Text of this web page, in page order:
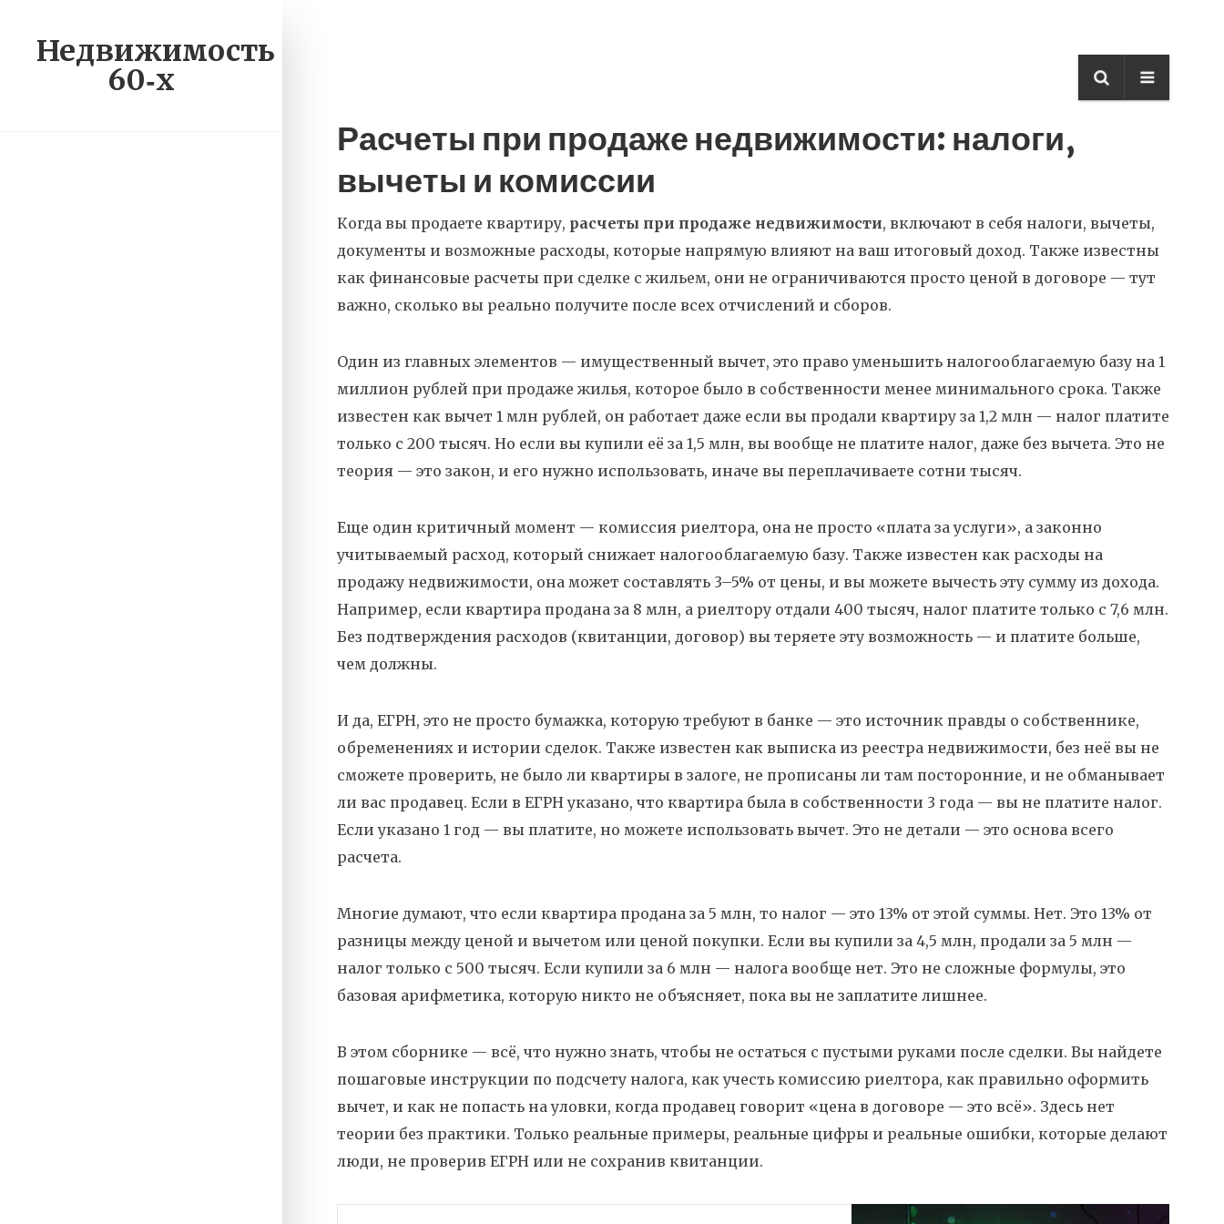
Недвижимость
60‑х
Расчеты при продаже недвижимости: налоги,
вычеты и комиссии
Когда вы продаете квартиру, расчеты при продаже недвижимости, включают в себя налоги, вычеты,
документы и возможные расходы, которые напрямую влияют на ваш итоговый доход. Также известны
как финансовые расчеты при сделке с жильем, они не ограничиваются просто ценой в договоре — тут
важно, сколько вы реально получите после всех отчислений и сборов.
Один из главных элементов — имущественный вычет, это право уменьшить налогооблагаемую базу на 1
миллион рублей при продаже жилья, которое было в собственности менее минимального срока. Также
известен как вычет 1 млн рублей, он работает даже если вы продали квартиру за 1,2 млн — налог платите
только с 200 тысяч. Но если вы купили её за 1,5 млн, вы вообще не платите налог, даже без вычета. Это не
теория — это закон, и его нужно использовать, иначе вы переплачиваете сотни тысяч.
Еще один критичный момент — комиссия риелтора, она не просто «плата за услуги», а законно
учитываемый расход, который снижает налогооблагаемую базу. Также известен как расходы на
продажу недвижимости, она может составлять 3–5% от цены, и вы можете вычесть эту сумму из дохода.
Например, если квартира продана за 8 млн, а риелтору отдали 400 тысяч, налог платите только с 7,6 млн.
Без подтверждения расходов (квитанции, договор) вы теряете эту возможность — и платите больше,
чем должны.
И да, ЕГРН, это не просто бумажка, которую требуют в банке — это источник правды о собственнике,
обременениях и истории сделок. Также известен как выписка из реестра недвижимости, без неё вы не
сможете проверить, не было ли квартиры в залоге, не прописаны ли там посторонние, и не обманывает
ли вас продавец. Если в ЕГРН указано, что квартира была в собственности 3 года — вы не платите налог.
Если указано 1 год — вы платите, но можете использовать вычет. Это не детали — это основа всего
расчета.
Многие думают, что если квартира продана за 5 млн, то налог — это 13% от этой суммы. Нет. Это 13% от
разницы между ценой и вычетом или ценой покупки. Если вы купили за 4,5 млн, продали за 5 млн —
налог только с 500 тысяч. Если купили за 6 млн — налога вообще нет. Это не сложные формулы, это
базовая арифметика, которую никто не объясняет, пока вы не заплатите лишнее.
В этом сборнике — всё, что нужно знать, чтобы не остаться с пустыми руками после сделки. Вы найдете
пошаговые инструкции по подсчету налога, как учесть комиссию риелтора, как правильно оформить
вычет, и как не попасть на уловки, когда продавец говорит «цена в договоре — это всё». Здесь нет
теории без практики. Только реальные примеры, реальные цифры и реальные ошибки, которые делают
люди, не проверив ЕГРН или не сохранив квитанции.